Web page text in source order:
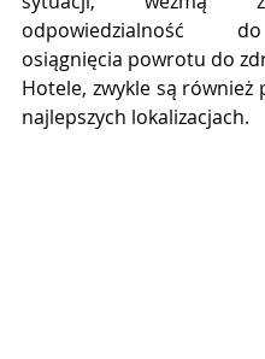
odpowiedzialność
osiągnięcia powrotu do
Hotele, zwykle są również
najlepszych lokalizacjach.